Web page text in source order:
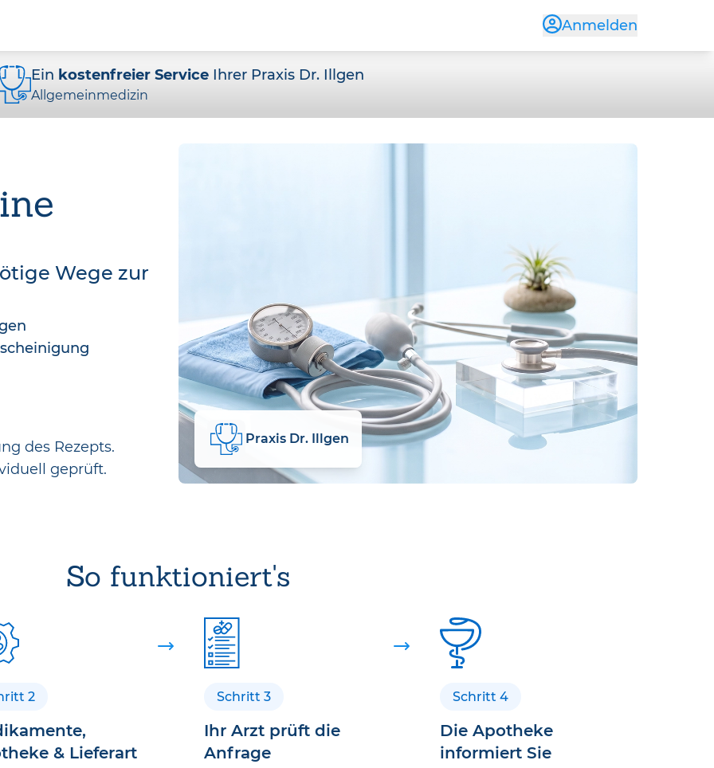
Anmelden
Ein kostenfreier Service Ihrer Praxis Dr. Illgen
Allgemeinmedizin
Wege zur
des Rezepts.
geprüft.
Praxis Dr. Illgen
So funktioniert's
2
& Lieferart
Schritt 3
Ihr Arzt prüft die
Anfrage
Schritt 4
Die Apotheke
informiert Sie